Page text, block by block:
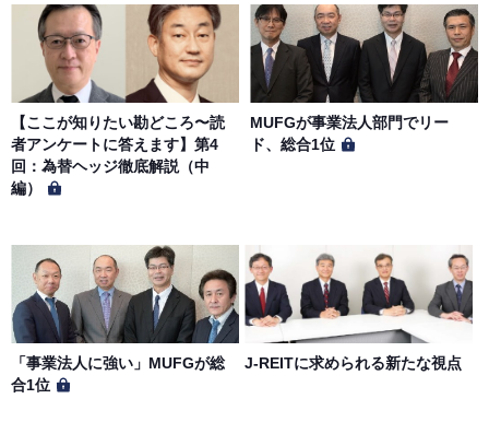
【ここが知りたい勘どころ〜読
者アンケートに答えます】第4
回：為替ヘッジ徹底解説（中
編）
MUFGが事業法人部門でリー
ド、総合1位
「事業法人に強い」MUFGが総
合1位
J-REITに求められる新たな視点